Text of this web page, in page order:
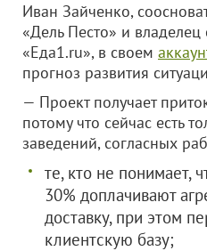
Иван Зайченко,
«Дель Песто» и владелец
«Еда1.ru», в своем
прогноз развития
— Проект получает
потому что сейчас есть
заведений, согласных
те, кто не понимает,
30% доплачивают
доставку, при этом
клиентскую базу;